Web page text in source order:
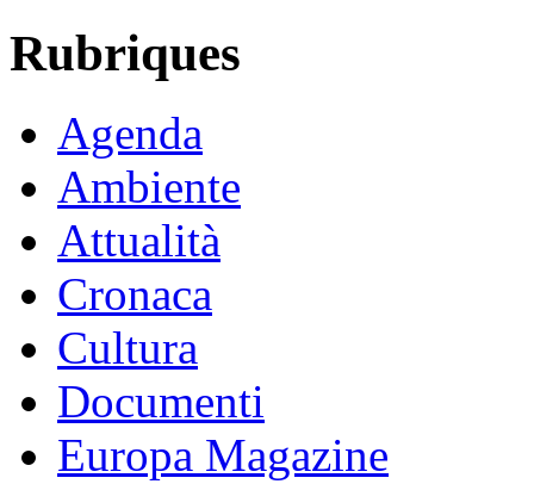
Rubriques
Agenda
Ambiente
Attualità
Cronaca
Cultura
Documenti
Europa Magazine